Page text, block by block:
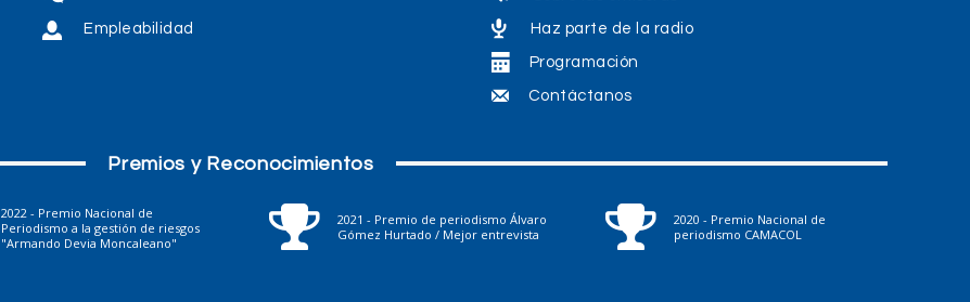
Empleabilidad Haz parte de la radio
Programación
Contáctanos
Premios y Reconocimientos
2022 - Premio Nacional de
Periodismo a la gestión de riesgos
"Armando Devia Moncaleano"
2021 - Premio de periodismo Álvaro
Gómez Hurtado / Mejor entrevista
2020 - Premio Nacional de
periodismo CAMACOL